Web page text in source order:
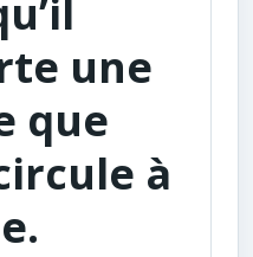
une
que
à